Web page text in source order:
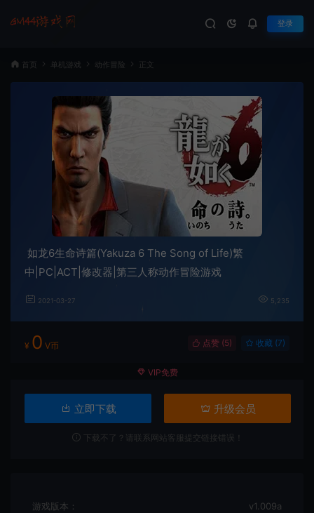
登录
首页 单机游戏 动作冒险 正文
如龙6生命诗篇(Yakuza 6 The Song of Life)繁
中|PC|ACT|修改器|第三人称动作冒险游戏
2021-03-27 5,235
¥ 0 V币 点赞 (5) 收藏 (7)
VIP免费
立即下载 升级会员
下载不了？请联系网站客服提交链接错误！
游戏版本： v1.009a